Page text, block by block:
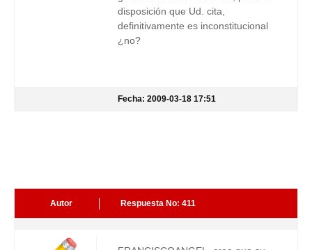
disposición que Ud. cita,
definitivamente es inconstitucional
¿no?
Fecha: 2009-03-18 17:51
Autor Respuesta No: 411